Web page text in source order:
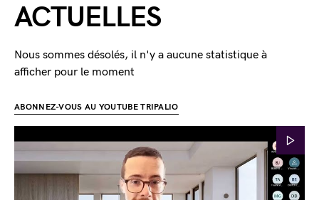
ACTUELLES
Nous sommes désolés, il n'y a aucune statistique à
afficher pour le moment
ABONNEZ-VOUS AU YOUTUBE TRIPALIO